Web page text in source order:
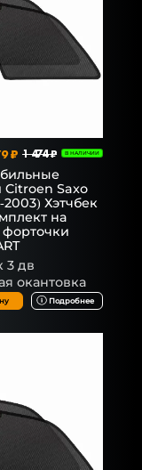
₽ 1 474 ₽ В НАЛИЧИИ
Citroen Saxo
2003) Хэтчбек
на
3 дв
окантовка
Подробнее